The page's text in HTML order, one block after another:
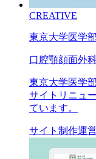
CREATIVE
東京大学医学
口腔顎顔面外
東京大学医学
サイトリニュ
ています。
サイト制作運